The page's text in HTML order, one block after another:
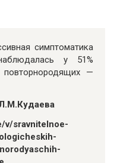
симптоматика
у 51%
—
v/sravnitelnoe-